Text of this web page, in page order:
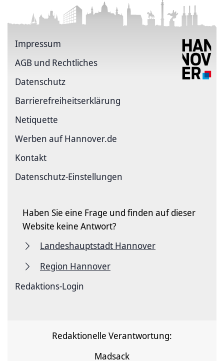
Impressum
AGB und Rechtliches
Datenschutz
Barriere­freiheits­erklärung
Netiquette
Werben auf Hannover.de
Kontakt
Datenschutz-Einstellungen
Haben Sie eine Frage und finden auf dieser
Website keine Antwort?
Landeshauptstadt Hannover
Region Hannover
Redaktions-Login
Redaktionelle Verantwortung:
Madsack